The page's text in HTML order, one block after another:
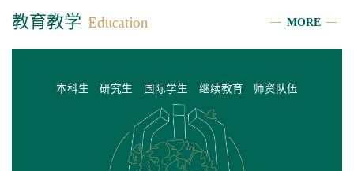
教育教学 Education MORE
本科生 研究生 国际学生 继续教育 师资队伍